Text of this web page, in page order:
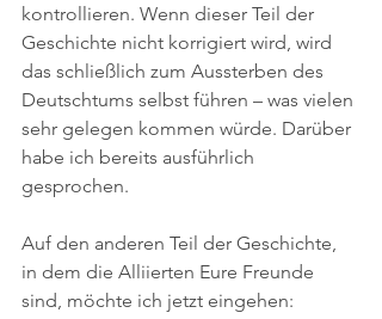
kontrollieren. Wenn dieser Teil der
Geschichte nicht korrigiert wird, wird
das schließlich zum Aussterben des
Deutschtums selbst führen – was vielen
sehr gelegen kommen würde. Darüber
habe ich bereits ausführlich
gesprochen.
Auf den anderen Teil der Geschichte,
in dem die Alliierten Eure Freunde
sind, möchte ich jetzt eingehen: